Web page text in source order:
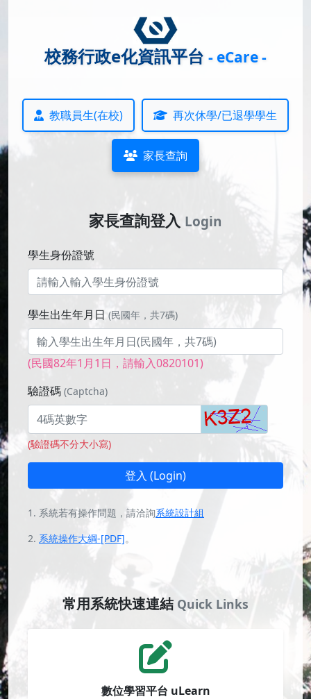
校務行政e化資訊平台 - eCare -
教職員生(在校) 再次休學/已退學學生
家長查詢
家長查詢登入 Login
學生身份證號
學生出生年月日 (民國年，共7碼)
(民國82年1月1日，請輸入0820101)
驗證碼 (Captcha)
(驗證碼不分大小寫)
登入 (Login)
1. 系統若有操作問題，請洽詢系統設計組
2. 系統操作大綱-[PDF]。
常用系統快速連結 Quick Links
數位學習平台 uLearn